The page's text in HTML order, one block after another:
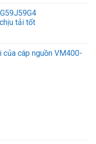
tải tốt
của cáp nguồn VM400-